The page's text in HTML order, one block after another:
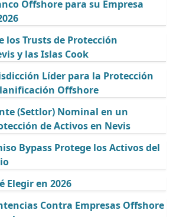
Offshore para su Empresa
los Trusts de Protección
y las Islas Cook
Líder para la Protección
Offshore
(Settlor) Nominal en un
de Activos en Nevis
Bypass Protege los Activos del
Elegir en 2026
Contra Empresas Offshore